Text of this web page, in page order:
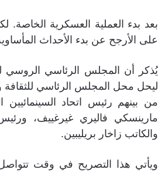
بعد بدء العملية العسكرية الخاصة.
على الأرجح عن بدء الأحداث
ليحل محل المجلس الرئاسي
من بينهم رئيس اتحاد
مارينسكي فاليري غيرغييف،
والكاتب زاخار بريليبين.
ويأتي هذا التصريح في وقت تتواصل